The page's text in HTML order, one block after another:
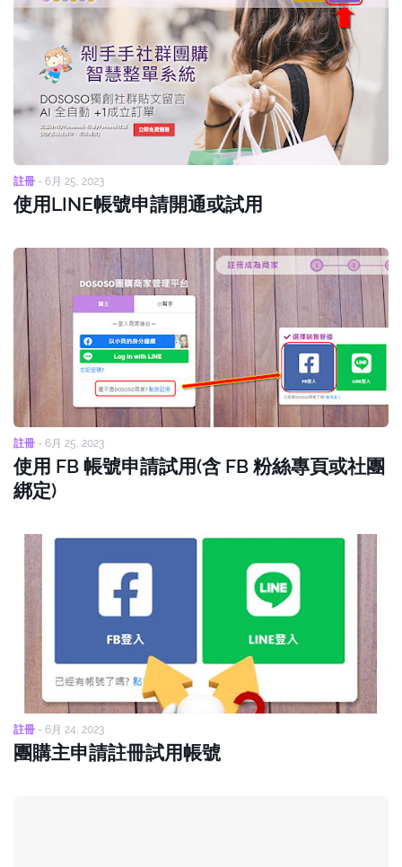
註冊 - 6月 25, 2023
使用LINE帳號申請開通或試用
註冊 - 6月 25, 2023
使用 FB 帳號申請試用(含 FB 粉絲專頁或社團
綁定)
註冊 - 6月 24, 2023
團購主申請註冊試用帳號